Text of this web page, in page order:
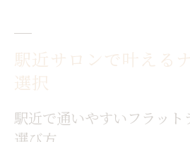
駅近サロンで叶える
選択
駅近で通いやすいフラット